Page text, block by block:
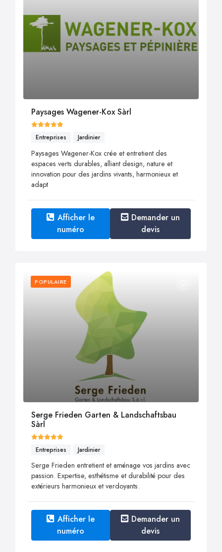
Paysages Wagener-Kox Sàrl
Entreprises Jardinier
Paysages Wagener-Kox crée et entretient des
espaces verts durables, alliant design, nature et
innovation pour des jardins vivants, harmonieux et
adapt
Afficher le
numéro
Demander un
devis
POPULAIRE
Serge Frieden Garten & Landschaftsbau
Sàrl
Entreprises Jardinier
Serge Frieden entretient et aménage vos jardins avec
passion. Expertise, esthétisme et durabilité pour des
extérieurs harmonieux et verdoyants.
Afficher le
numéro
Demander un
devis